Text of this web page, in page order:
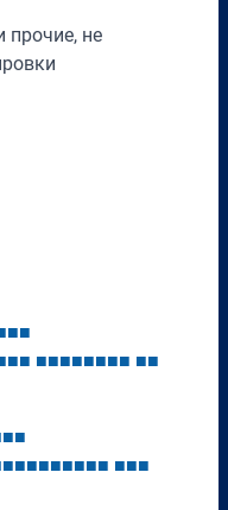
прочие, не
■■
■■ ■■■■■■■■ ■■
■■
■■■■■■■■■ ■■■